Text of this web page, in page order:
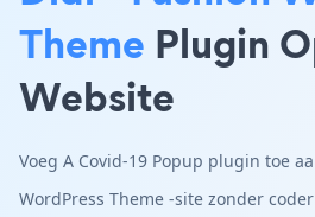
Theme Plugin
Website
Voeg A Covid-19 Popup plugin toe
WordPress Theme -site zonder